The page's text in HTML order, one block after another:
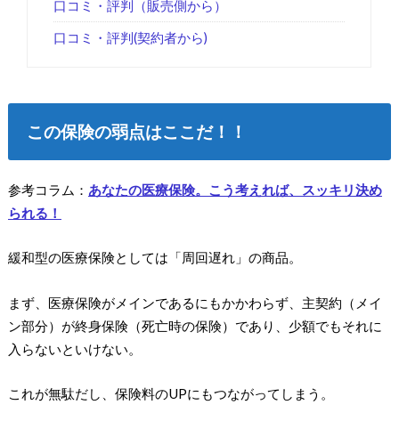
口コミ・評判（販売側から）
口コミ・評判(契約者から)
この保険の弱点はここだ！！
参考コラム： あなたの医療保険。こう考えれば、スッキリ決め
られる！
緩和型の医療保険としては「周回遅れ」の商品。
まず、医療保険がメインであるにもかかわらず、主契約（メイ
ン部分）が終身保険（死亡時の保険）であり、少額でもそれに
入らないといけない。
これが無駄だし、保険料のUPにもつながってしまう。